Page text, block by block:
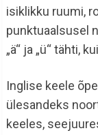
isiklikku ruumi,
punktuaalsusel
„ä“ ja „ü“ tähti,
Inglise keele
ülesandeks
keeles,